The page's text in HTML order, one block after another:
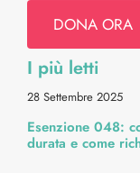
Diritti & Info Pratiche
Alimentazione &
DONA ORA
I più letti
28 Settembre 2025
Esenzione 048:
durata e come